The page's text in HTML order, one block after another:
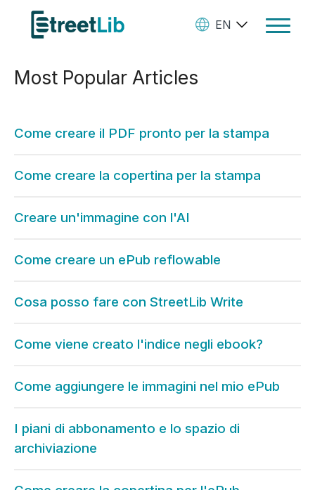
Toggle
Paperbooks
Create Your Books
StreetLib Direct Marketing
EN
Most Popular Articles
Come creare il PDF pronto per la stampa
Come creare la copertina per la stampa
Creare un'immagine con l'AI
Come creare un ePub reflowable
Cosa posso fare con StreetLib Write
Come viene creato l'indice negli ebook?
Come aggiungere le immagini nel mio ePub
I piani di abbonamento e lo spazio di
archiviazione